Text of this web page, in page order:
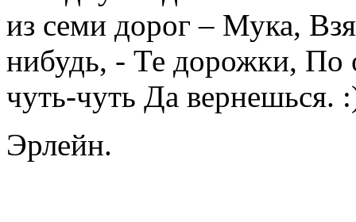
из семи дорог – Мука,
нибудь, - Те дорожки, По
чуть-чуть Да вернешься.
Эрлейн.